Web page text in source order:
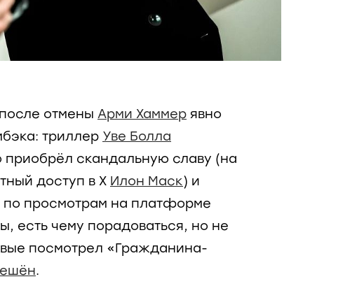
отмены Арми Хаммер явно
триллер Уве Болла
приобрёл скандальную славу (на
доступ в X Илон Маск) и
по просмотрам на платформе
есть чему порадоваться, но не
посмотрел «Гражданина-
.